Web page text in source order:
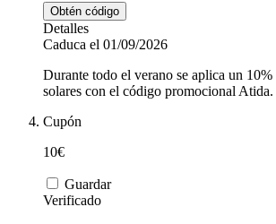
Obtén código
Detalles
Caduca el 01/09/2026
Durante todo el verano se aplica un 10%
solares con el código promocional Atida.
Cupón
10€
Guardar
Verificado